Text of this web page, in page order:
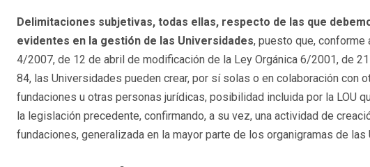
Delimitaciones subjetivas, todas ellas, respecto de las que
evidentes en la gestión de las Universidades, puesto que, conforme
4/2007, de 12 de abril de modificación de la Ley Orgánica 6/2001, de
84, las Universidades pueden crear, por sí solas o en colaboración con
fundaciones u otras personas jurídicas, posibilidad incluida por la LOU
la legislación precedente, confirmando, a su vez, una actividad de
fundaciones, generalizada en la mayor parte de los organigramas de